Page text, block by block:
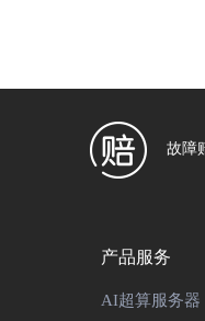
故障
产品服务
AI超算服务器